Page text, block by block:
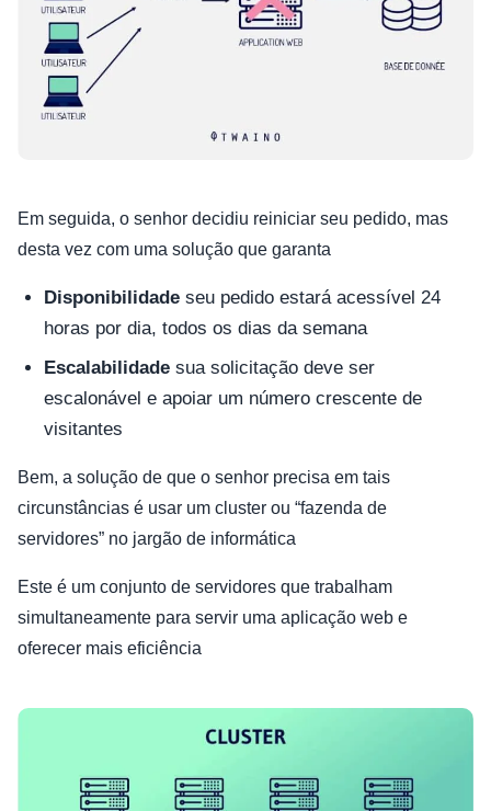
Em seguida, o senhor decidiu reiniciar seu pedido, mas
desta vez com uma solução que garanta
Disponibilidade seu pedido estará acessível 24
horas por dia, todos os dias da semana
Escalabilidade sua solicitação deve ser
escalonável e apoiar um número crescente de
visitantes
Bem, a solução de que o senhor precisa em tais
circunstâncias é usar um cluster ou “fazenda de
servidores” no jargão de informática
Este é um conjunto de servidores que trabalham
simultaneamente para servir uma aplicação web e
oferecer mais eficiência